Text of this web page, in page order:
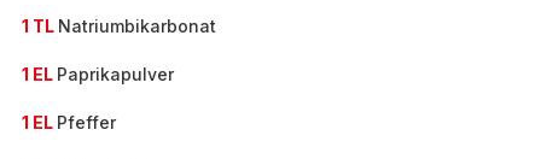
1 TL Natriumbikarbonat
1 EL Paprikapulver
1 EL Pfeffer